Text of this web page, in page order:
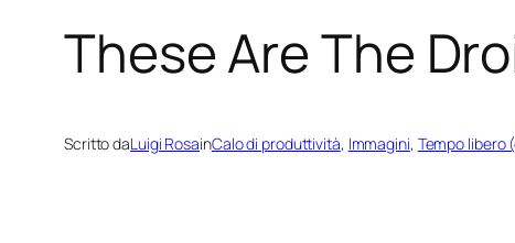
These Are The
Scritto daLuigi RosainCalo di produttività, Immagini, Tempo libero